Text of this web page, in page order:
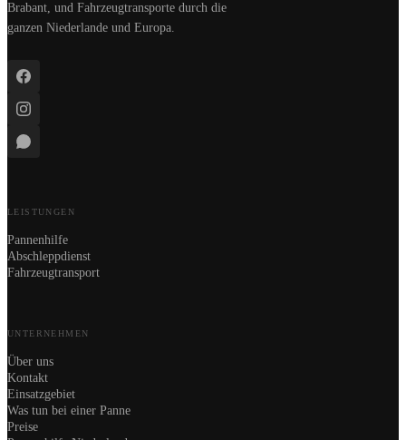
Brabant, und Fahrzeugtransporte durch die
ganzen Niederlande und Europa.
LEISTUNGEN
Pannenhilfe
Abschleppdienst
Fahrzeugtransport
UNTERNEHMEN
Über uns
Kontakt
Einsatzgebiet
Was tun bei einer Panne
Preise